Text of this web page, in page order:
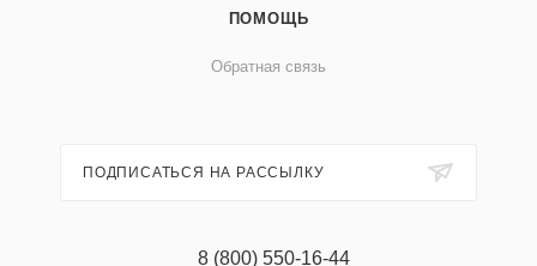
ПОМОЩЬ
Обратная связь
ПОДПИСАТЬСЯ НА РАССЫЛКУ
8 (800) 550-16-44